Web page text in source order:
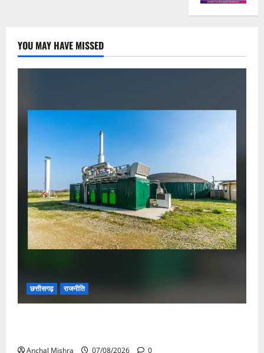
YOU MAY HAVE MISSED
छत्तीसगढ़ राजनीति
Anchal Mishra 07/08/2026 0